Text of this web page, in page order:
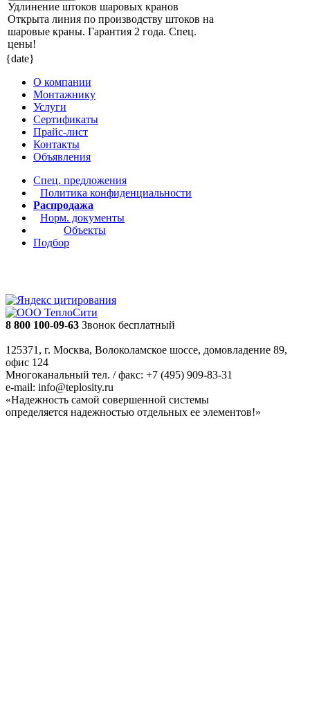
Удлинение штоков шаровых кранов
Открыта линия по производству штоков на
шаровые краны. Гарантия 2 года. Cпец.
цены!
{date}
О компании
Монтажнику
Услуги
Сертификаты
Прайс-лист
Контакты
Объявления
Спец. предложения
Политика конфиденциальности
Распродажа
Норм. документы
Объекты
Подбор
8 800 100-09-63 Звонок бесплатный
125371, г. Москва, Волоколамское шоссе, домовладение 89,
офис 124
Многоканальный тел. / факс: +7 (495) 909-83-31
e-mail: info@teplosity.ru
«Надежность самой совершенной системы
определяется надежностью отдельных ее элементов!»